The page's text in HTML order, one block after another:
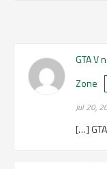
GTA V
Zone
Jul 20,
[…]